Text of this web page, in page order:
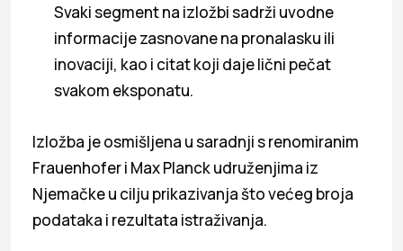
Svaki segment na izložbi sadrži uvodne
informacije zasnovane na pronalasku ili
inovaciji, kao i citat koji daje lični pečat
svakom eksponatu.
Izložba je osmišljena u saradnji s renomiranim
Frauenhofer i Max Planck udruženjima iz
Njemačke u cilju prikazivanja što većeg broja
podataka i rezultata istraživanja.